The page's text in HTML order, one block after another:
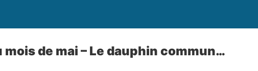
mois de mai – Le dauphin commun…